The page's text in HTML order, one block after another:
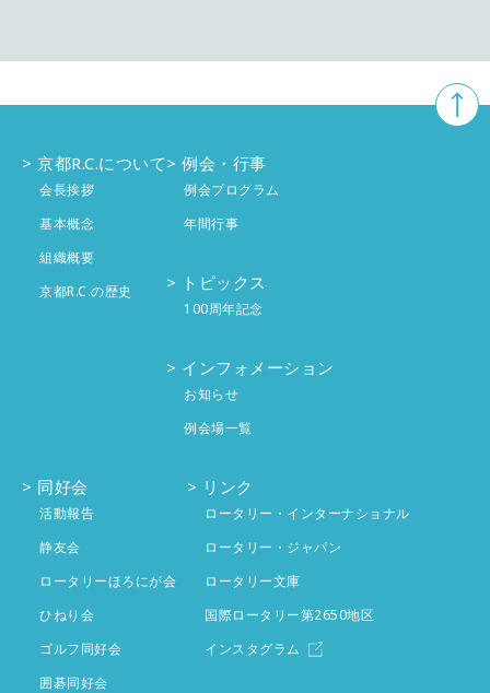
8月 3件
7月 4件
5月 4件
1月 4件
9月 4件
8月 2件
7月 4件
6月 4件
2月 4件
1月 4件
11月 5件
9月 4件
8月 4件
3月 投稿なし
2月 投稿なし
京都R.C.について
会長挨拶
基本概念
組織概要
京都R.C.の歴史
例会・行事
例会プログラム
年間行事
トピックス
100周年記念
インフォメーション
お知らせ
例会場一覧
同好会
活動報告
静友会
ロータリーほろにが会
ひねり会
ゴルフ同好会
囲碁同好会
リンク
ロータリー・インターナショナル
ロータリー・ジャパン
ロータリー文庫
国際ロータリー第2650地区
インスタグラム